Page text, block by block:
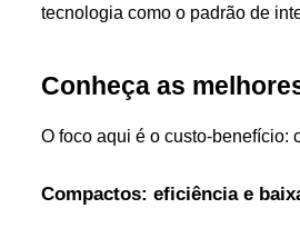
tecnologia como o padrão de
Conheça as
O foco aqui é o custo-benefício:
Compactos: eficiência e